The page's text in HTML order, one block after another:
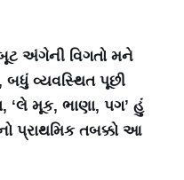
બૂટ અંગેની વિગતો મને
બધું વ્યવસ્થિત પૂછી
‘લે મૂક, ભાણા, પગ’ હું
પ્રાથમિક તબક્કો આ